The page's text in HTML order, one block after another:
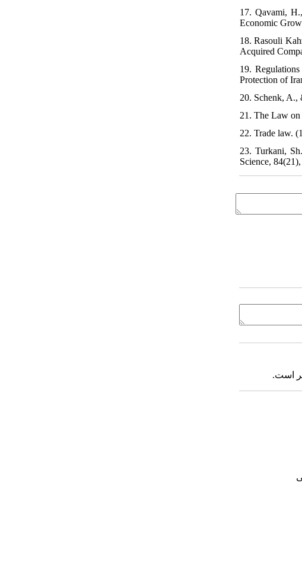
17. Qavami,
Economic
18. Rasouli
Acquired
19.
Protection of
20. Schenk, A.,
21. The Law
22. Trade law.
23. Turkani,
Science,
است.